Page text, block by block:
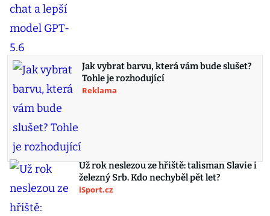
Jak vybrat barvu, která vám bude slušet?
Tohle je rozhodující
Reklama
Už rok neslezou ze hřiště: talisman Slavie i
železný Srb. Kdo nechyběl pět let?
iSport.cz